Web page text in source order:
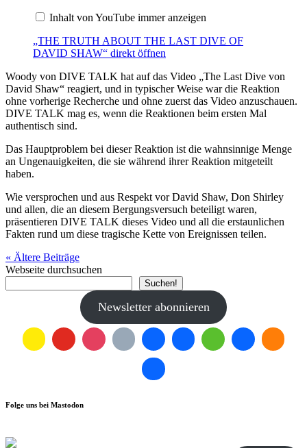
DIVE
DAVID
SHAW“
von
anzeigen
Inhalt von YouTube immer anzeigen
„THE TRUTH ABOUT THE LAST DIVE OF
DAVID SHAW“ direkt öffnen
Woody von DIVE TALK hat auf das Video „The Last Dive von
David Shaw“ reagiert, und in typischer Weise war die Reaktion
ohne vorherige Recherche und ohne zuerst das Video anzuschauen.
DIVE TALK mag es, wenn die Reaktionen beim ersten Mal
authentisch sind.
Das Hauptproblem bei dieser Reaktion ist die wahnsinnige Menge
an Ungenauigkeiten, die sie während ihrer Reaktion mitgeteilt
haben.
Wie versprochen und aus Respekt vor David Shaw, Don Shirley
und allen, die an diesem Bergungsversuch beteiligt waren,
präsentieren DIVE TALK dieses Video und all die erstaunlichen
Fakten rund um diese tragische Kette von Ereignissen teilen.
« Ältere Beiträge
Webseite durchsuchen
Suchen!
Newsletter abonnieren
Folge uns bei Mastodon